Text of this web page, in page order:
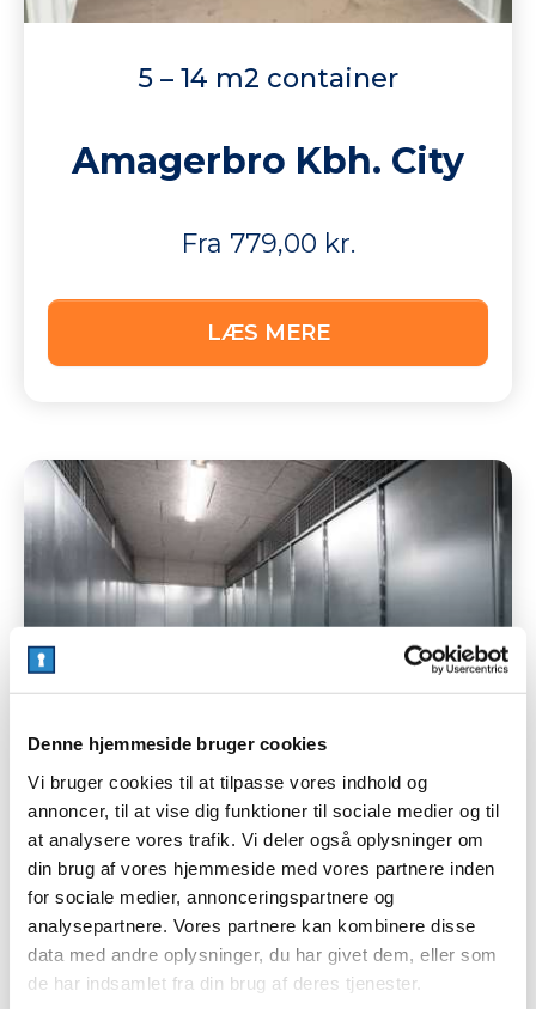
Denne hjemmeside bruger cookies
Vi bruger cookies til at tilpasse vores indhold og
annoncer, til at vise dig funktioner til sociale medier og til
at analysere vores trafik. Vi deler også oplysninger om
din brug af vores hjemmeside med vores partnere inden
for sociale medier, annonceringspartnere og
analysepartnere. Vores partnere kan kombinere disse
data med andre oplysninger, du har givet dem, eller som
de har indsamlet fra din brug af deres tjenester.
5 – 14 m2 container
Amagerbro Kbh. City
Fra 779,00 kr.
LÆS MERE
Depotrum
Valby